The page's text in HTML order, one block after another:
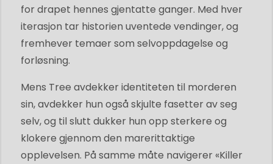
for drapet hennes gjentatte ganger. Med hver
iterasjon tar historien uventede vendinger, og
fremhever temaer som selvoppdagelse og
forløsning.
Mens Tree avdekker identiteten til morderen
sin, avdekker hun også skjulte fasetter av seg
selv, og til slutt dukker hun opp sterkere og
klokere gjennom den marerittaktige
opplevelsen. På samme måte navigerer «Killer